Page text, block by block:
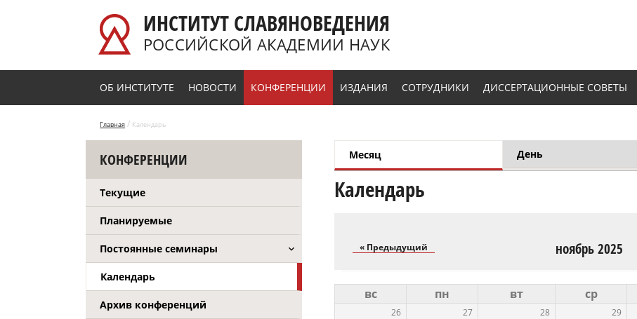
ИНСТИТУТ СЛАВЯНОВЕДЕНИЯ
РОССИЙСКОЙ АКАДЕМИИ НАУК
ОБ ИНСТИТУТЕ НОВОСТИ КОНФЕРЕНЦИИ ИЗДАНИЯ СОТРУДНИКИ ДИССЕРТАЦИОННЫЕ СОВЕТЫ
Главная / Календарь
КОНФЕРЕНЦИИ
Текущие
Планируемые
Постоянные семинары
Календарь
Архив конференций
Главные вкладки
Месяц День
Календарь
ноябрь 2025
« Предыдущий
вс пн вт ср
26 27 28 29